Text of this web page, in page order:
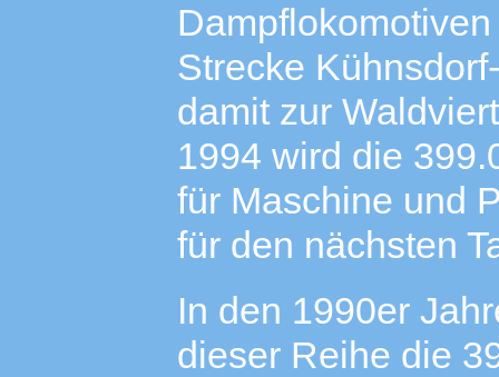
Strecke
damit zur
1994 wird die
für Maschine und
für den nächsten
In den 1990er
dieser Reihe die